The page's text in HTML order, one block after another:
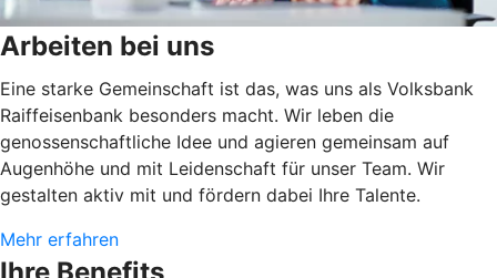
Arbeiten bei uns
Eine starke Gemeinschaft ist das, was uns als Volksbank
Raiffeisenbank besonders macht. Wir leben die
genossenschaftliche Idee und agieren gemeinsam auf
Augenhöhe und mit Leidenschaft für unser Team. Wir
gestalten aktiv mit und fördern dabei Ihre Talente.
Mehr erfahren